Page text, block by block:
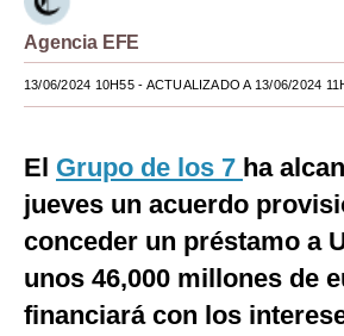
Estilos
Mundo
México
Internacional
Tecnología
Agencia EFE
13/06/2024 10H55- ACTUALIZADO A 13/06/2024
El Grupo de los 7 ha
jueves un acuerdo
conceder un préstamo a
unos 46,000 millones de
financiará con los